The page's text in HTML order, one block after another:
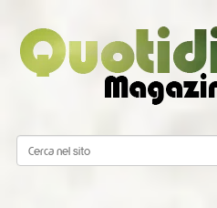
Cerca nel sito